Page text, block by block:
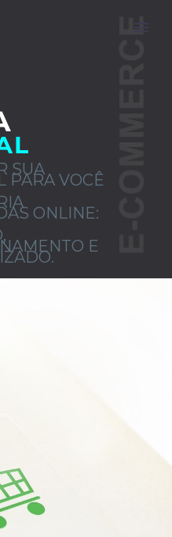
SUA
PARA VOCÊ
ONLINE:
E